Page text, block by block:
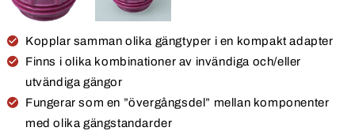
Kopplar samman olika gängtyper i en kompakt adapter
Finns i olika kombinationer av invändiga och/eller
utvändiga gängor
Fungerar som en ”övergångsdel” mellan komponenter
med olika gängstandarder